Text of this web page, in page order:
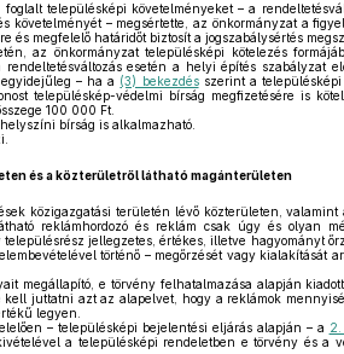
településképi követelményeket – a
– megsértette, az önkormányzat a
megfelelő határidőt biztosít a jogszabálysértés
az önkormányzat településképi kötelezés
esetén a helyi építés szabályzat
– ha a (3) bekezdésszerint a településképi
településkép-védelmi bírság megfizetésére is
100 000 Ft.
bírság is alkalmazható.
és a közterületről látható magánterületen
közigazgatási területén lévő közterületen,
reklámhordozó és reklám csak úgy és olyan
jellegzetes, értékes, illetve hagyományt
történő – megőrzését vagy kialakítását
megállapító, e törvény felhatalmazása alapján
juttatni azt az alapelvet, hogy a reklámok
legyen.
– településképi bejelentési eljárás alapján – a
a településképi rendeletben e törvény és a